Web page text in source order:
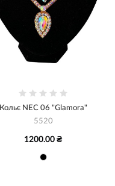
Кольє NEC 06 "Glamora"
5520
1200.00 ₴